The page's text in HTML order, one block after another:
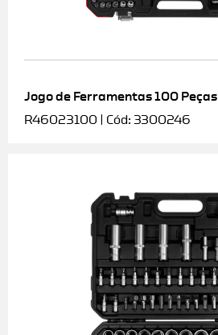
Jogo de Ferramentas 100 Peças
R46023100 | Cód: 3300246